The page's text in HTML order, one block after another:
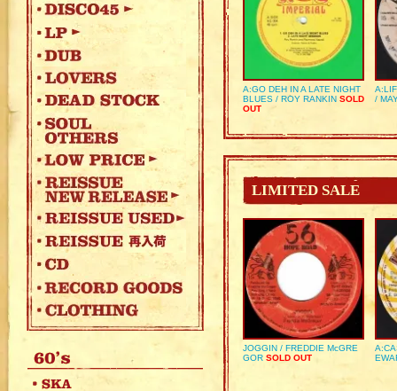
A:GO DEH IN A LATE NIGHT
BLUES / ROY RANKIN SOLD
OUT
/
LIMITED SALE
JOGGIN / FREDDIE McGRE
GOR SOLD OUT